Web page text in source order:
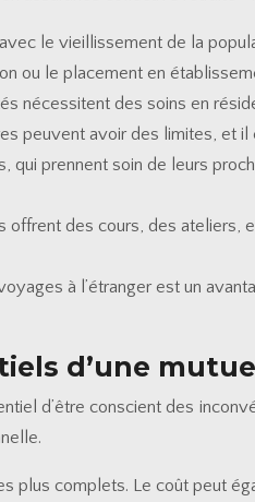
le vieillissement de la
ou le placement en
nécessitent des soins en
peuvent avoir des limites, et
qui prennent soin de leurs
offrent des cours, des ateliers,
à l’étranger est un
d’une
d’être conscient des
complets. Le coût peut